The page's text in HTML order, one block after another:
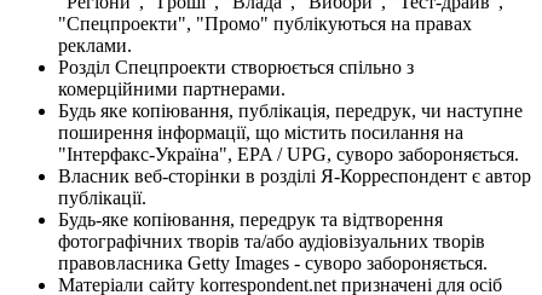
"Спецпроекти", "Промо" публікуються на правах
реклами.
Розділ Спецпроекти створюється спільно з
комерційними партнерами.
Будь яке копіювання, публікація, передрук, чи наступне
поширення інформації, що містить посилання на
"Інтерфакс-Україна", EPA / UPG, суворо забороняється.
Власник веб-сторінки в розділі Я-Корреспондент є автор
публікації.
Будь-яке копіювання, передрук та відтворення
фотографічних творів та/або аудіовізуальних творів
правовласника Getty Images - суворо забороняється.
Матеріали сайту korrespondent.net призначені для осіб